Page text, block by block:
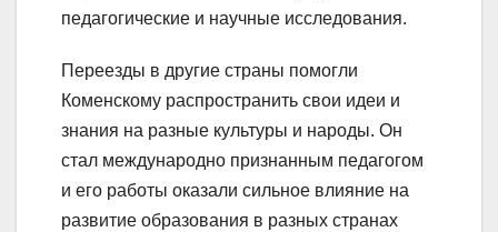
педагогические и научные исследования.
Переезды в другие страны помогли
Коменскому распространить свои идеи и
знания на разные культуры и народы. Он
стал международно признанным педагогом
и его работы оказали сильное влияние на
развитие образования в разных странах